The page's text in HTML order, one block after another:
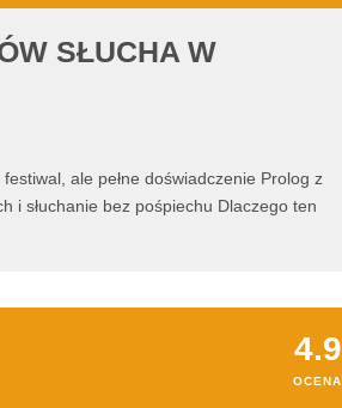
SŁUCHA W
ale pełne doświadczenie Prolog z
i słuchanie bez pośpiechu Dlaczego ten
4.9
OCENA